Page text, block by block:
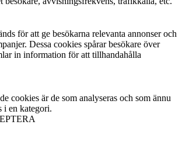
för att ge besökarna relevanta annonser och
Dessa cookies spårar besökare över
in information för att tillhandahålla
cookies är de som analyseras och som ännu
i en kategori.